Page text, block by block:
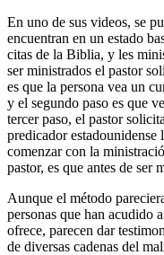
En uno de sus videos, se
encuentran en un estado
citas de la Biblia, y les
ser ministrados el pastor
es que la persona vea un
y el segundo paso es que
tercer paso, el pastor
predicador estadounidense
comenzar con la
pastor, es que antes de ser
Aunque el método
personas que han acudido
ofrece, parecen dar
de diversas cadenas del